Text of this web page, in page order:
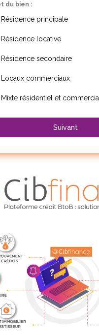
du bien :
Résidence principale
Résidence locative
Résidence secondaire
Locaux commerciaux
Mixte résidentiel et commercial
Suivant